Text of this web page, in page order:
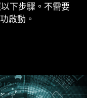
下步驟。不需要
啟動。